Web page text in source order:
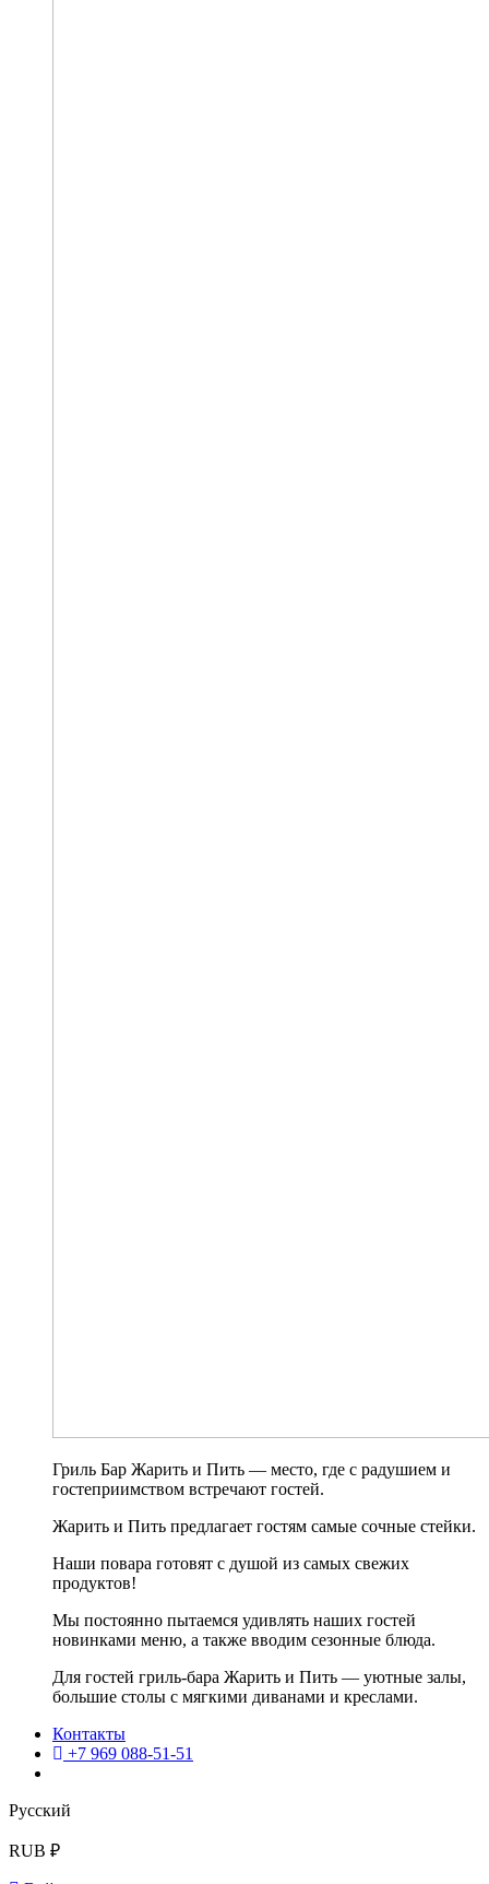
Гриль Бар Жарить и Пить — место, где с радушием и
гостеприимством встречают гостей.
Жарить и Пить предлагает гостям самые сочные стейки.
Наши повара готовят с душой из самых свежих
продуктов!
Мы постоянно пытаемся удивлять наших гостей
новинками меню, а также вводим сезонные блюда.
Для гостей гриль-бара Жарить и Пить — уютные залы,
большие столы с мягкими диванами и креслами.
Контакты
+7 969 088-51-51
Русский
RUB ₽